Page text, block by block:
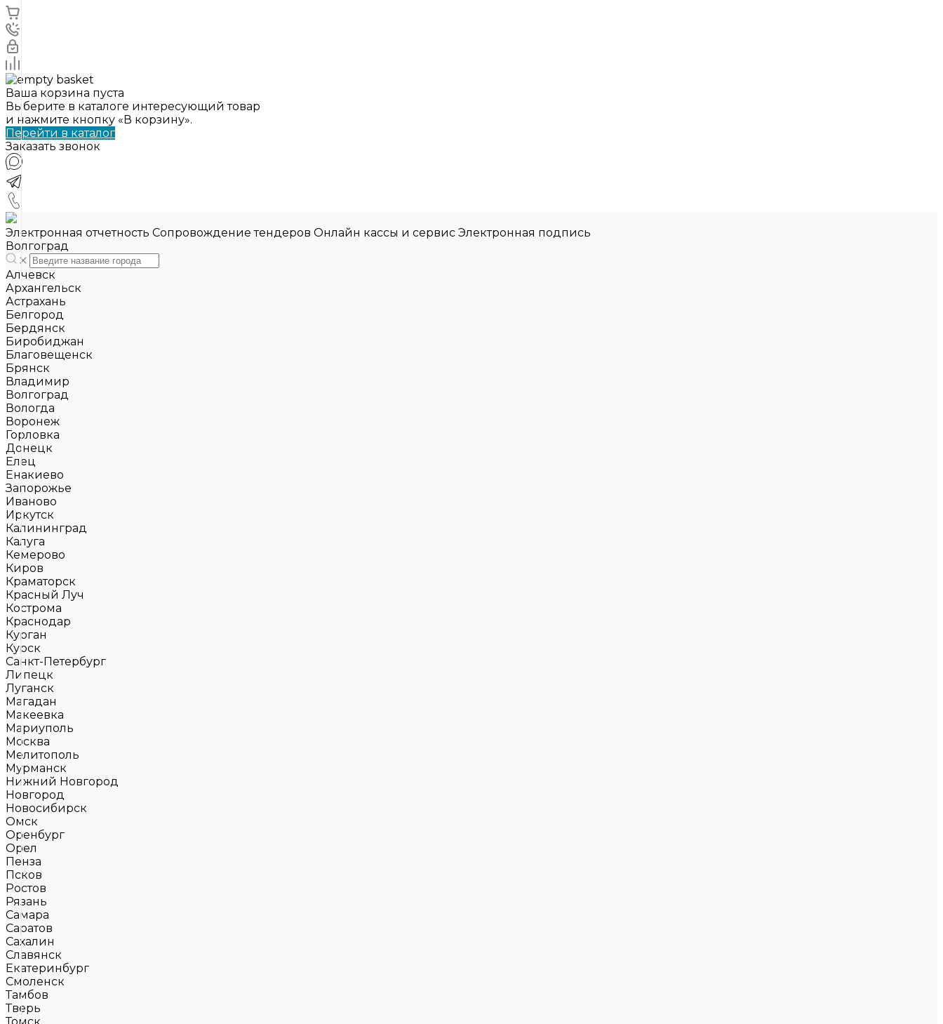
Ваша корзина пуста
Выберите в каталоге интересующий товар
и нажмите кнопку «В корзину».
Перейти в каталог
Заказать звонок
Электронная отчетность Сопровождение тендеров Онлайн кассы и сервис Электронная подпись
Волгоград
Алчевск
Архангельск
Астрахань
Белгород
Бердянск
Биробиджан
Благовещенск
Брянск
Владимир
Волгоград
Вологда
Воронеж
Горловка
Донецк
Елец
Енакиево
Запорожье
Иваново
Иркутск
Калининград
Калуга
Кемерово
Киров
Краматорск
Красный Луч
Кострома
Краснодар
Курган
Курск
Санкт-Петербург
Липецк
Луганск
Магадан
Макеевка
Мариуполь
Москва
Мелитополь
Мурманск
Нижний Новгород
Новгород
Новосибирск
Омск
Оренбург
Орел
Пенза
Псков
Ростов
Рязань
Самара
Саратов
Сахалин
Славянск
Екатеринбург
Смоленск
Тамбов
Тверь